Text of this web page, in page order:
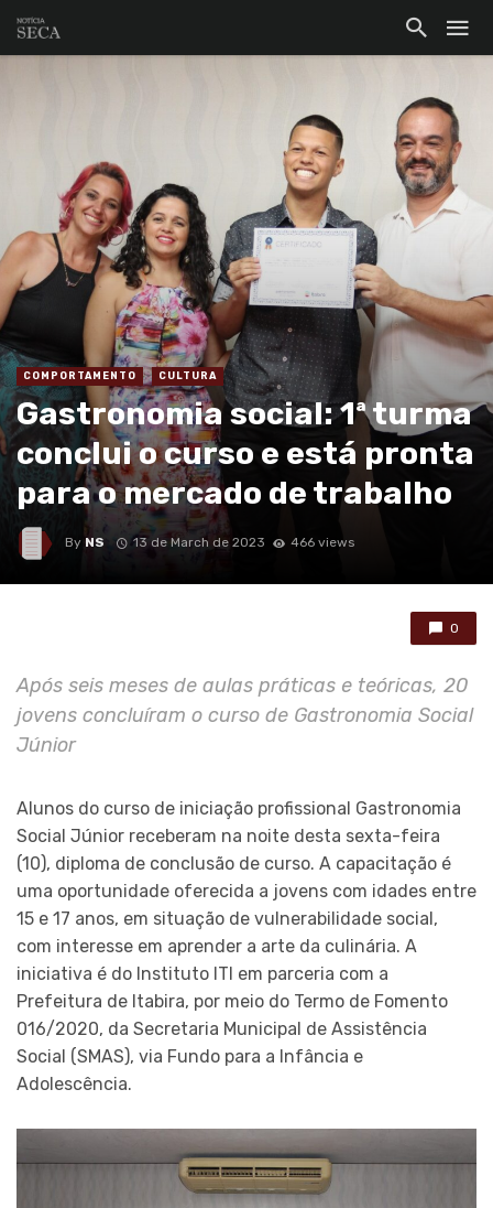
COMPORTAMENTO CULTURA
Gastronomia social: 1ª turma
conclui o curso e está pronta
para o mercado de trabalho
By NS 13 de March de 2023 466 views
0
Após seis meses de aulas práticas e teóricas, 20
jovens concluíram o curso de Gastronomia Social
Júnior
Alunos do curso de iniciação profissional Gastronomia
Social Júnior receberam na noite desta sexta-feira
(10), diploma de conclusão de curso. A capacitação é
uma oportunidade oferecida a jovens com idades entre
15 e 17 anos, em situação de vulnerabilidade social,
com interesse em aprender a arte da culinária. A
iniciativa é do Instituto ITI em parceria com a
Prefeitura de Itabira, por meio do Termo de Fomento
016/2020, da Secretaria Municipal de Assistência
Social (SMAS), via Fundo para a Infância e
Adolescência.